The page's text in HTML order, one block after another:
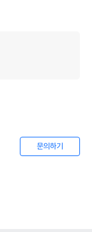
32.58%
문의하기